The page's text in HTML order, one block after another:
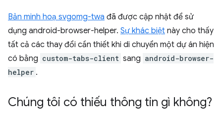
Bản minh hoạ svgomg-twa đã được cập nhật để sử
dụng android-browser-helper. Sự khác biệt này cho thấy
tất cả các thay đổi cần thiết khi di chuyển một dự án hiện
có bằng custom-tabs-client sang android-browser-
helper .
Chúng tôi có thiếu thông tin gì không?